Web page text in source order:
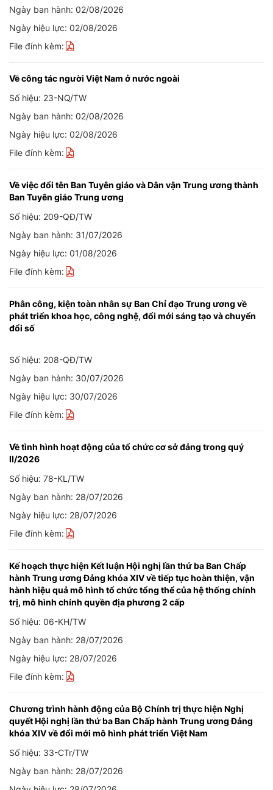
Ngày ban hành: 02/08/2026
Ngày hiệu lực: 02/08/2026
File đính kèm:
Về công tác người Việt Nam ở nước ngoài
Số hiệu: 23-NQ/TW
Ngày ban hành: 02/08/2026
Ngày hiệu lực: 02/08/2026
File đính kèm:
Về việc đổi tên Ban Tuyên giáo và Dân vận Trung ương thành
Ban Tuyên giáo Trung ương
Số hiệu: 209-QĐ/TW
Ngày ban hành: 31/07/2026
Ngày hiệu lực: 01/08/2026
File đính kèm:
Phân công, kiện toàn nhân sự Ban Chỉ đạo Trung ương về
phát triển khoa học, công nghệ, đổi mới sáng tạo và chuyển
đổi số
Số hiệu: 208-QĐ/TW
Ngày ban hành: 30/07/2026
Ngày hiệu lực: 30/07/2026
File đính kèm:
Về tình hình hoạt động của tổ chức cơ sở đảng trong quý
II/2026
Số hiệu: 78-KL/TW
Ngày ban hành: 28/07/2026
Ngày hiệu lực: 28/07/2026
File đính kèm:
Kế hoạch thực hiện Kết luận Hội nghị lần thứ ba Ban Chấp
hành Trung ương Đảng khóa XIV về tiếp tục hoàn thiện, vận
hành hiệu quả mô hình tổ chức tổng thể của hệ thống chính
trị, mô hình chính quyền địa phương 2 cấp
Số hiệu: 06-KH/TW
Ngày ban hành: 28/07/2026
Ngày hiệu lực: 28/07/2026
File đính kèm:
Chương trình hành động của Bộ Chính trị thực hiện Nghị
quyết Hội nghị lần thứ ba Ban Chấp hành Trung ương Đảng
khóa XIV về đổi mới mô hình phát triển Việt Nam
Số hiệu: 33-CTr/TW
Ngày ban hành: 28/07/2026